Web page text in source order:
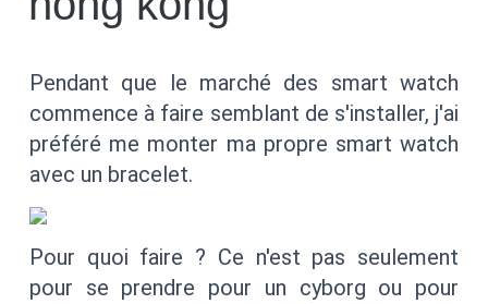
Pendant que le marché des smart watch
commence à faire semblant de s'installer, j'ai
préféré me monter ma propre smart watch
avec un bracelet.
Pour quoi faire ? Ce n'est pas seulement
pour se prendre pour un cyborg ou pour